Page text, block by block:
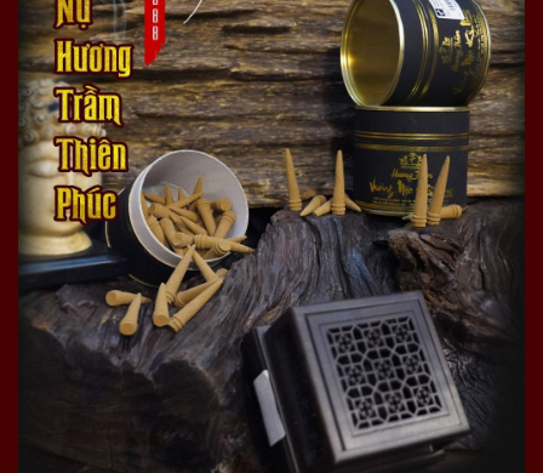
tiền nếu hàng không đúng chất lượng, nụ trầm giả, nhái,
không đúng như cam kết.
Một số hình ảnh thực tế của sản phẩm Nụ trầm
hương Thiên Phúc Vip 888 N05